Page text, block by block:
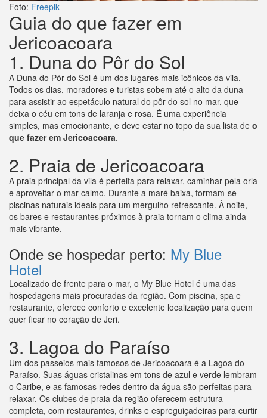
Foto: Freepik
Guia do que fazer em
Jericoacoara
1. Duna do Pôr do Sol
A Duna do Pôr do Sol é um dos lugares mais icônicos da vila.
Todos os dias, moradores e turistas sobem até o alto da duna
para assistir ao espetáculo natural do pôr do sol no mar, que
deixa o céu em tons de laranja e rosa. É uma experiência
simples, mas emocionante, e deve estar no topo da sua lista de o
que fazer em Jericoacoara.
2. Praia de Jericoacoara
A praia principal da vila é perfeita para relaxar, caminhar pela orla
e aproveitar o mar calmo. Durante a maré baixa, formam-se
piscinas naturais ideais para um mergulho refrescante. À noite,
os bares e restaurantes próximos à praia tornam o clima ainda
mais vibrante.
Onde se hospedar perto: My Blue
Hotel
Localizado de frente para o mar, o My Blue Hotel é uma das
hospedagens mais procuradas da região. Com piscina, spa e
restaurante, oferece conforto e excelente localização para quem
quer ficar no coração de Jeri.
3. Lagoa do Paraíso
Um dos passeios mais famosos de Jericoacoara é a Lagoa do
Paraíso. Suas águas cristalinas em tons de azul e verde lembram
o Caribe, e as famosas redes dentro da água são perfeitas para
relaxar. Os clubes de praia da região oferecem estrutura
completa, com restaurantes, drinks e espreguiçadeiras para curtir